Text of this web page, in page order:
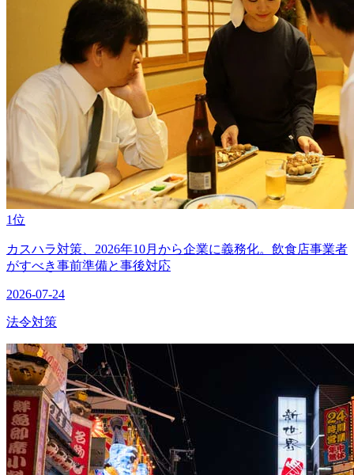
1位
カスハラ対策、2026年10月から企業に義務化。飲食店事業者
がすべき事前準備と事後対応
2026-07-24
法令対策